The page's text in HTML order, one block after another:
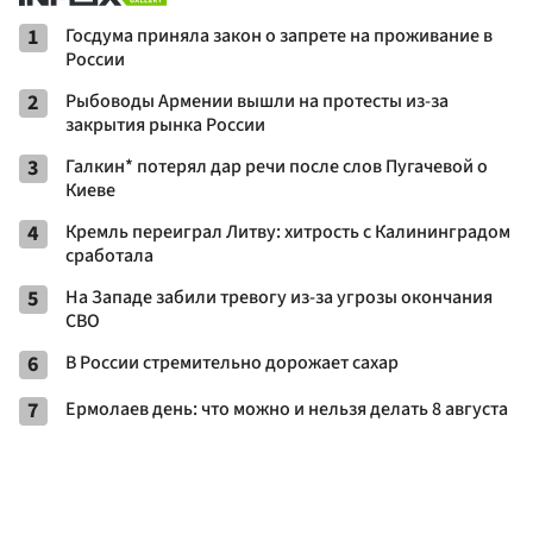
1
Госдума приняла закон о запрете на проживание в
России
2
Рыбоводы Армении вышли на протесты из-за
закрытия рынка России
3
Галкин* потерял дар речи после слов Пугачевой о
Киеве
4
Кремль переиграл Литву: хитрость с Калининградом
сработала
5
На Западе забили тревогу из-за угрозы окончания
СВО
6 В России стремительно дорожает сахар
7 Ермолаев день: что можно и нельзя делать 8 августа